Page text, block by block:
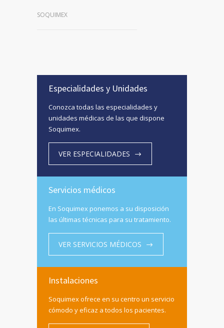
SOQUIMEX
Especialidades y Unidades
Conozca todas las especialidades y
unidades médicas de las que dispone
Soquimex.
VER ESPECIALIDADES
Servicios médicos
En Soquimex ponemos a su disposición
las últimas técnicas para su tratamiento.
VER SERVICIOS MÉDICOS
Instalaciones
Soquimex ofrece en su centro un servicio
cómodo y eficaz a todos los pacientes.